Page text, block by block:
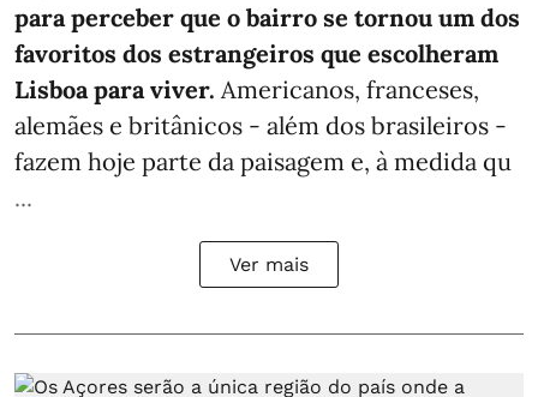
para perceber que o bairro se tornou um dos
favoritos dos estrangeiros que escolheram
Lisboa para viver. Americanos, franceses,
alemães e britânicos - além dos brasileiros -
fazem hoje parte da paisagem e, à medida qu
...
Ver mais